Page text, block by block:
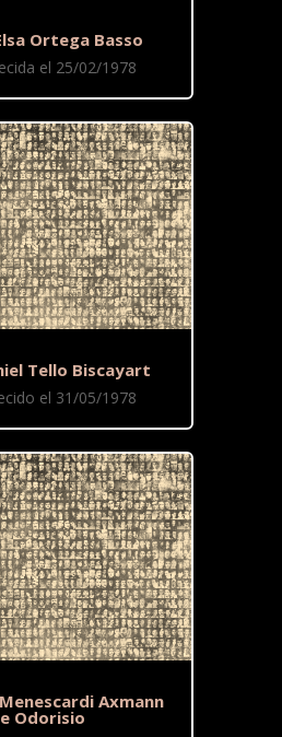
Ortega Basso
el 25/02/1978
Tello Biscayart
el 31/05/1978
Axmann
Odorisio